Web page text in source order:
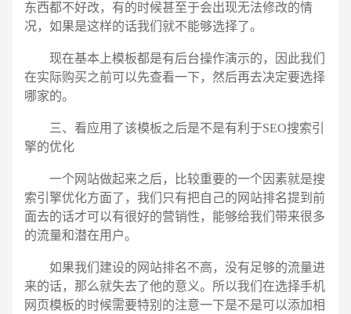
东西都不好改，有的时候甚至于会出现无法修改的情
况，如果是这样的话我们就不能够选择了。
现在基本上模板都是有后台操作演示的，因此我们
在实际购买之前可以先查看一下，然后再去决定要选择
哪家的。
三、看应用了该模板之后是不是有利于SEO搜索引
擎的优化
一个网站做起来之后，比较重要的一个因素就是搜
索引擎优化方面了，我们只有把自己的网站排名提到前
面去的话才可以有很好的营销性，能够给我们带来很多
的流量和潜在用户。
如果我们建设的网站排名不高，没有足够的流量进
来的话，那么就失去了他的意义。所以我们在选择手机
网页模板的时候需要特别的注意一下是不是可以添加相